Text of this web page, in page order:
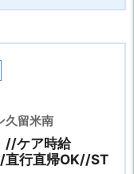
久留米南
//ケア時給
行直帰OK//ST